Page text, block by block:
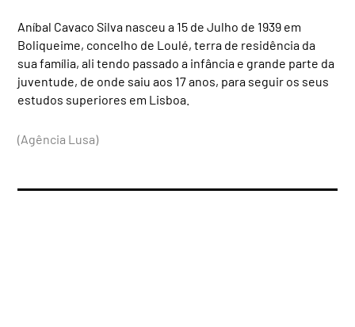
Aníbal Cavaco Silva nasceu a 15 de Julho de 1939 em
Boliqueime, concelho de Loulé, terra de residência da
sua família, ali tendo passado a infância e grande parte da
juventude, de onde saiu aos 17 anos, para seguir os seus
estudos superiores em Lisboa.
(Agência Lusa)